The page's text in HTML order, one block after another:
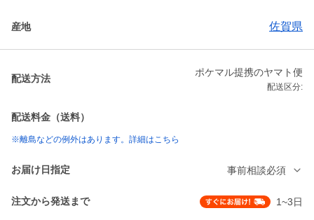
産地 佐賀県
配送方法
ポケマル提携のヤマト便
配送区分:
配送料金（送料）
※離島などの例外はあります。詳細はこちら
お届け日指定 事前相談必須
注文から発送まで 1~3日